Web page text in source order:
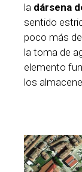
la dársena
sentido
poco más
la toma de
elemento
los